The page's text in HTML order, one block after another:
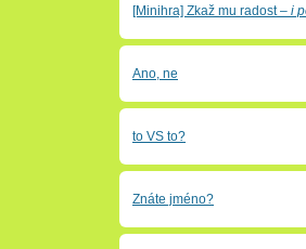
[Minihra] Zkaž mu radost– i
Ano, ne
to VS to?
Znáte jméno?